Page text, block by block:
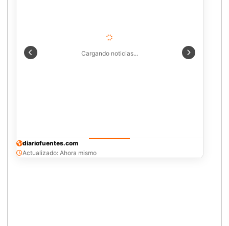
Cargando noticias...
diariofuentes.com
Actualizado: Ahora mismo